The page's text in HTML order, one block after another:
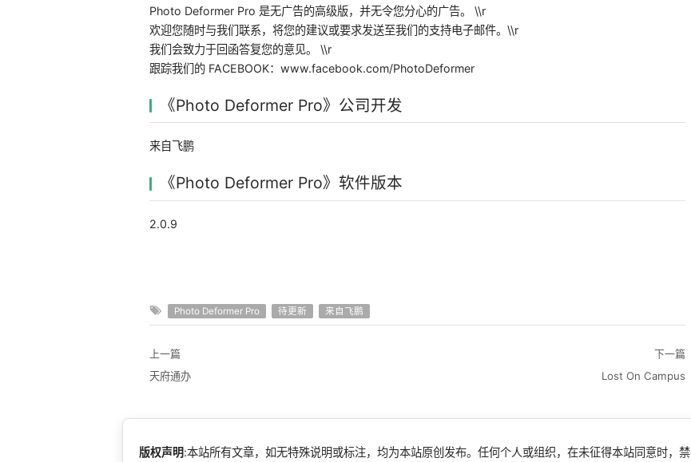
Photo Deformer Pro 是无广告的高级版，并无令您分心的广告。 \\r
欢迎您随时与我们联系，将您的建议或要求发送至我们的支持电子邮件。\\r
我们会致力于回函答复您的意见。 \\r
跟踪我们的 FACEBOOK：www.facebook.com/PhotoDeformer
《Photo Deformer Pro》公司开发
来自飞鹏
《Photo Deformer Pro》软件版本
2.0.9
Photo Deformer Pro 待更新 来自飞鹏
上一篇
天府通办
下一篇
Lost On Campus
版权声明:本站所有文章，如无特殊说明或标注，均为本站原创发布。任何个人或组织，在未征得本站同意时，禁